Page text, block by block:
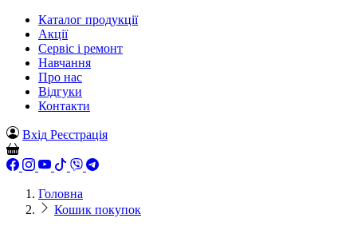
Каталог продукції
Акції
Сервіс і ремонт
Навчання
Про нас
Відгуки
Контакти
Вхід Реєстрація
Головна
Кошик покупок